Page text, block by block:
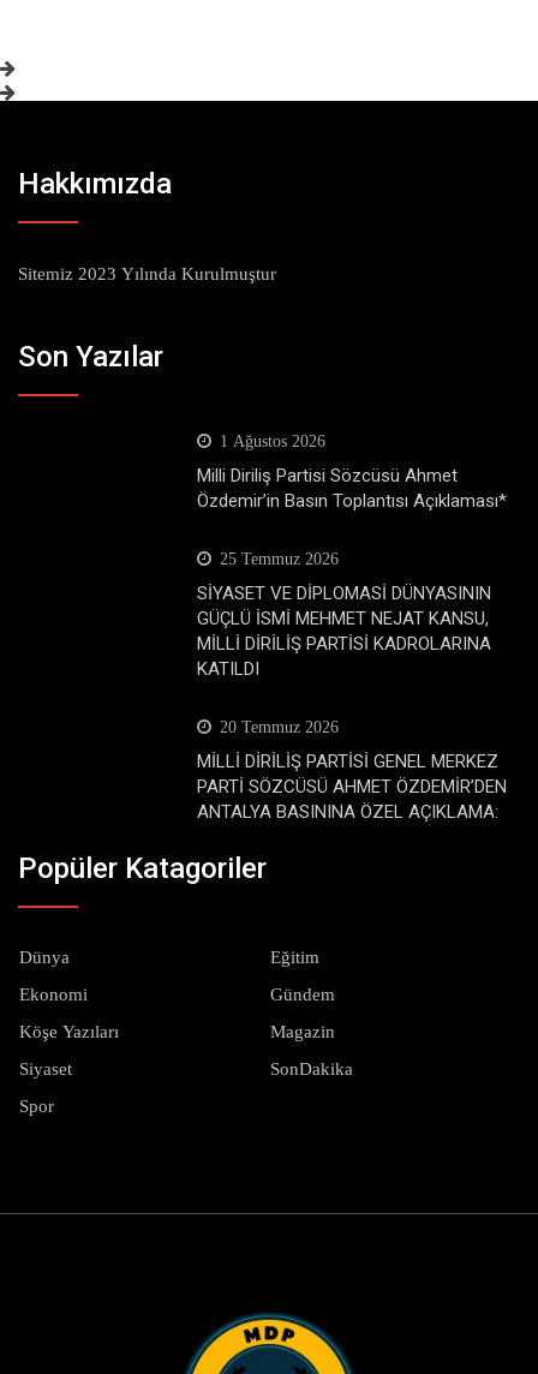
Hakkımızda
Sitemiz 2023 Yılında Kurulmuştur
Son Yazılar
1 Ağustos 2026
Milli Diriliş Partisi Sözcüsü Ahmet
Özdemir’in Basın Toplantısı Açıklaması*
25 Temmuz 2026
SİYASET VE DİPLOMASİ DÜNYASININ
GÜÇLÜ İSMİ MEHMET NEJAT KANSU,
MİLLİ DİRİLİŞ PARTİSİ KADROLARINA
KATILDI
20 Temmuz 2026
MİLLİ DİRİLİŞ PARTİSİ GENEL MERKEZ
PARTİ SÖZCÜSÜ AHMET ÖZDEMİR’DEN
ANTALYA BASININA ÖZEL AÇIKLAMA:
Popüler Katagoriler
Dünya Eğitim
Ekonomi Gündem
Köşe Yazıları Magazin
Siyaset SonDakika
Spor